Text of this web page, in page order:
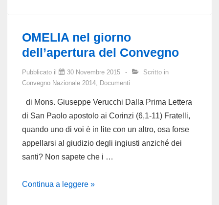
OMELIA nel giorno
dell’apertura del Convegno
Pubblicato il 30 Novembre 2015
Scritto in
Convegno Nazionale 2014, Documenti
di Mons. Giuseppe Verucchi Dalla Prima Lettera
di San Paolo apostolo ai Corinzi (6,1-11) Fratelli,
quando uno di voi è in lite con un altro, osa forse
appellarsi al giudizio degli ingiusti anziché dei
santi? Non sapete che i …
OMELIA
Continua a leggere »